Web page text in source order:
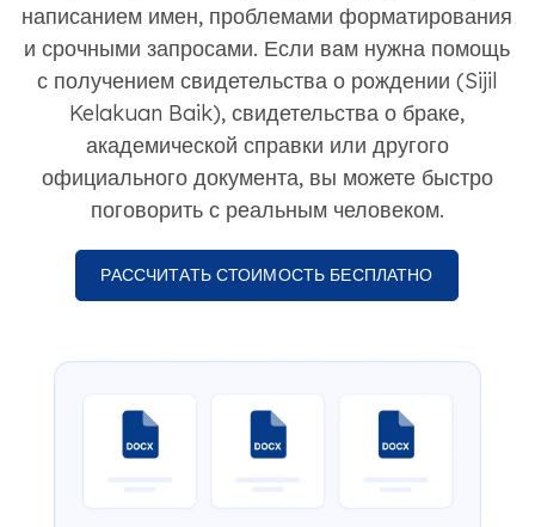
написанием имен, проблемами форматирования
и срочными запросами. Если вам нужна помощь
с получением свидетельства о рождении (Sijil
Kelakuan Baik), свидетельства о браке,
академической справки или другого
официального документа, вы можете быстро
поговорить с реальным человеком.
РАССЧИТАТЬ СТОИМОСТЬ БЕСПЛАТНО